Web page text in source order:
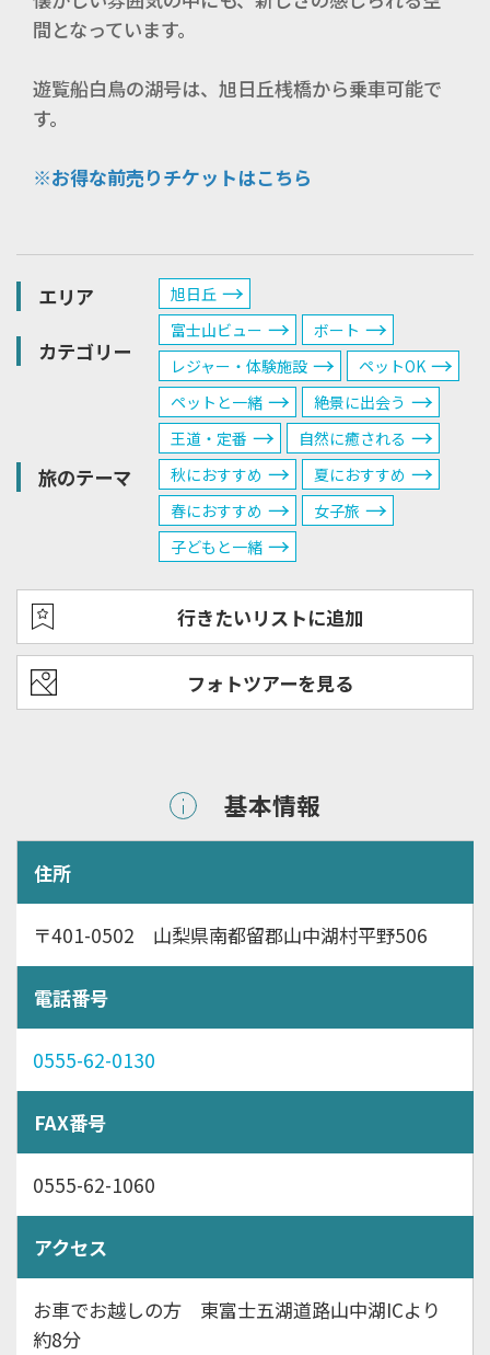
間となっています。
遊覧船白鳥の湖号は、旭日丘桟橋から乗車可能で
す。
※お得な前売りチケットはこちら
エリア 旭日丘
カテゴリー
富士山ビュー
ボート
レジャー・体験施設
ペットOK
旅のテーマ
ペットと一緒
絶景に出会う
王道・定番
自然に癒される
秋におすすめ
夏におすすめ
春におすすめ
女子旅
子どもと一緒
行きたいリストに追加
フォトツアーを見る
基本情報
住所
〒401-0502 山梨県南都留郡山中湖村平野506
電話番号
0555-62-0130
FAX番号
0555-62-1060
アクセス
お車でお越しの方 東富士五湖道路山中湖ICより
約8分